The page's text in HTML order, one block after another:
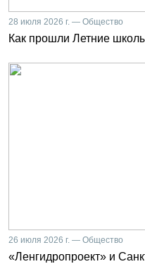
28 июля 2026 г. — Общество
Как прошли Летние
26 июля 2026 г. — Общество
«Ленгидропроект» и